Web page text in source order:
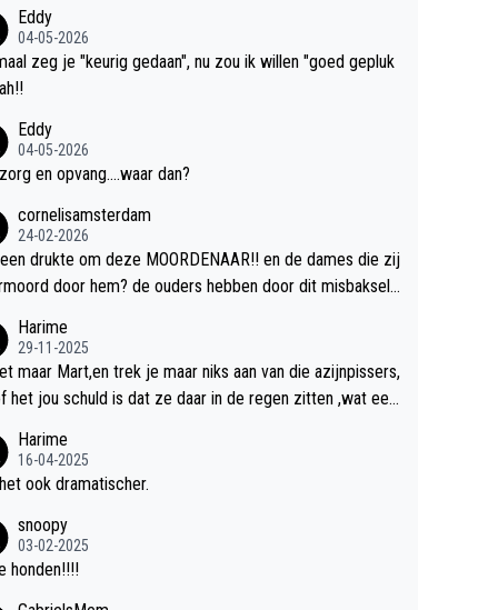
Eddy
04-05-2026
zeg je "keurig gedaan", nu zou ik willen "goed gepluk
Eddy
04-05-2026
en opvang....waar dan?
cornelisamsterdam
24-02-2026
drukte om deze MOORDENAAR!! en de dames die zij
door hem? de ouders hebben door dit misbaksel l
Harime
29-11-2025
maar Mart,en trek je maar niks aan van die azijnpissers,
het jou schuld is dat ze daar in de regen zitten ,wat een
Harime
16-04-2025
ook dramatischer.
snoopy
03-02-2025
honden!!!!